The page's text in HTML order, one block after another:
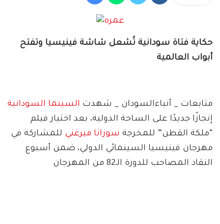
حكاية فتاة سودانية تُشعل شاشة فينيسيا وتفتح
أبواب العالمية
متابعات _ أنباءالسودان _ شهدت السينما السودانية
إنجازًا جديدًا على الساحة الدولية، بعد اختيار فيلم
“ملكة القطن” للمخرجة سوزانا ميرغني للمشاركة في
مهرجان فينيسيا السينمائي الدولي، ضمن أسبوع
النقاد المصاحب للدورة الـ82 من المهرجان